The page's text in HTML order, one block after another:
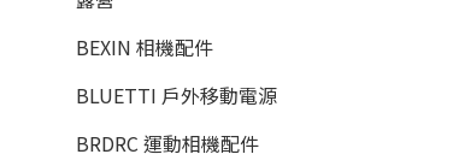
BEXIN 相機配件
BLUETTI 戶外移動電源
BRDRC 運動相機配件